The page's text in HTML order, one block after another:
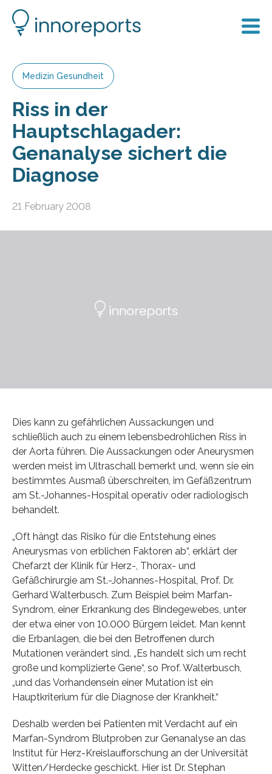
Medizin Gesundheit
Riss in der
Hauptschlagader:
Genanalyse sichert die
Diagnose
21 February 2008
Dies kann zu gefährlichen Aussackungen und
schließlich auch zu einem lebensbedrohlichen Riss in
der Aorta führen. Die Aussackungen oder Aneurysmen
werden meist im Ultraschall bemerkt und, wenn sie ein
bestimmtes Ausmaß überschreiten, im Gefäßzentrum
am St.-Johannes-Hospital operativ oder radiologisch
behandelt.
„Oft hängt das Risiko für die Entstehung eines
Aneurysmas von erblichen Faktoren ab“, erklärt der
Chefarzt der Klinik für Herz-, Thorax- und
Gefäßchirurgie am St.-Johannes-Hospital, Prof. Dr.
Gerhard Walterbusch. Zum Beispiel beim Marfan-
Syndrom, einer Erkrankung des Bindegewebes, unter
der etwa einer von 10.000 Bürgern leidet. Man kennt
die Erbanlagen, die bei den Betroffenen durch
Mutationen verändert sind. „Es handelt sich um recht
große und komplizierte Gene“, so Prof. Walterbusch,
„und das Vorhandensein einer Mutation ist ein
Hauptkriterium für die Diagnose der Krankheit.“
Deshalb werden bei Patienten mit Verdacht auf ein
Marfan-Syndrom Blutproben zur Genanalyse an das
Institut für Herz-Kreislaufforschung an der Universität
Witten/Herdecke geschickt. Hier ist Dr. Stephan